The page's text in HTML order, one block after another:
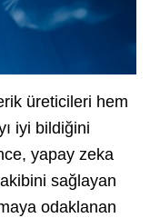
üreticileri hem
iyi bildiğini
yapay zeka
sağlayan
odaklanan